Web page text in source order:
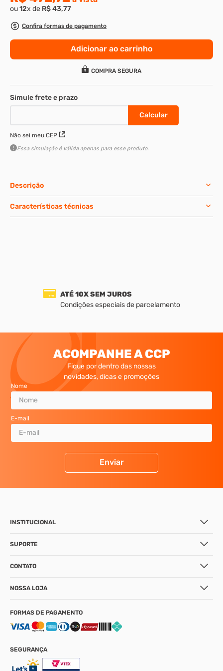
ou12x de R$43,77
Confira formas de pagamento
Adicionar ao carrinho
COMPRA SEGURA
Não sei meu CEP
Essa simulação é válida apenas para esse produto.
Descrição
Características técnicas
ATÉ 10X SEM JUROS
Condições especiais de parcelamento
ACOMPANHE A CCP
Fique por dentro das nossas
novidades, dicas e promoções
Nome
E-mail
Enviar
INSTITUCIONAL
SUPORTE
CONTATO
NOSSA LOJA
FORMAS DE PAGAMENTO
SEGURANÇA